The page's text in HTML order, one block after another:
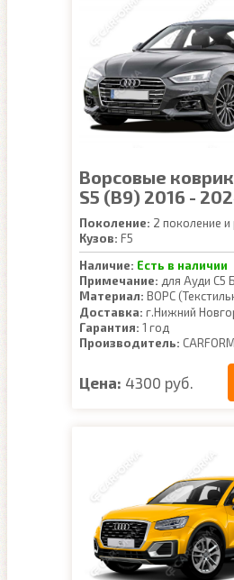
Ворсовые
S5 (B9) 2016 -
Поколение: 2 поколение и
Кузов: F5
Наличие: Есть в наличии
Примечание: для Ауди С5
Материал: ВОРС
Доставка: г.Нижний
Гарантия: 1 год
Производитель:
Цена: 4300 руб.